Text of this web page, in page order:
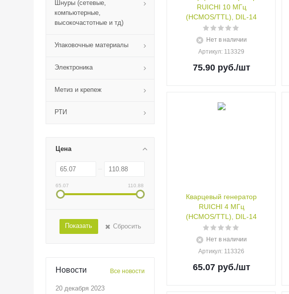
Шнуры (сетевые,
компьютерные,
высокочастотные и тд)
Упаковочные материалы
Электроника
Метиз и крепеж
РТИ
Цена
65.07 110.88
Показать Сбросить
Новости Все новости
20 декабря 2023
RUICHI 10 МГц
(HCMOS/TTL), DIL-14
Нет в наличии
Артикул: 113329
75.90руб./шт
Кварцевый генератор
RUICHI 4 МГц
(HCMOS/TTL), DIL-14
Нет в наличии
Артикул: 113326
65.07руб./шт